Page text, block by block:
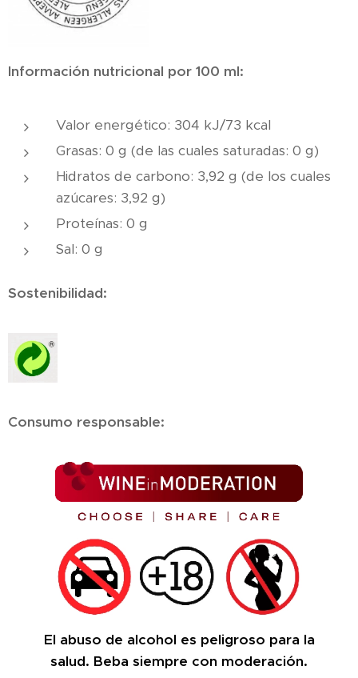
Información nutricional por 100 ml:
Valor energético: 304 kJ/73 kcal
Grasas: 0 g (de las cuales saturadas: 0 g)
Hidratos de carbono: 3,92 g (de los cuales
azúcares: 3,92 g)
Proteínas: 0 g
Sal: 0 g
Sostenibilidad:
Consumo responsable:
El abuso de alcohol es peligroso para la
salud. Beba siempre con moderación.